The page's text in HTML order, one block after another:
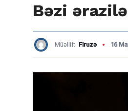
Bəzi
Müəllif: Firuzə 16